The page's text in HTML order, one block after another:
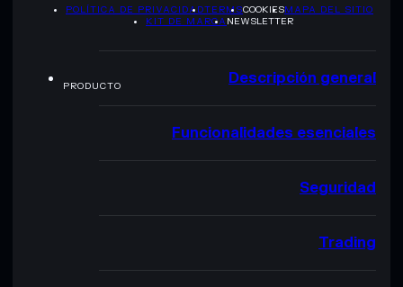
POLÍTICA DE PRIVACIDADTERMSCOOKIESMAPA DEL SITIO
KIT DE MARCA NEWSLETTER
PRODUCTO Descripción general
Funcionalidades esenciales
Seguridad
Trading